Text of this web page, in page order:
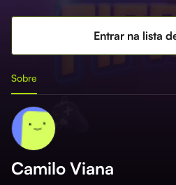
Entrar na lista
Sobre
Camilo Viana